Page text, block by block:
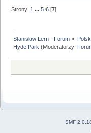
Strony: 1 ...5 6 [7]
Stanisław Lem - Forum »
Hyde Park (Moderatorzy:
SMF